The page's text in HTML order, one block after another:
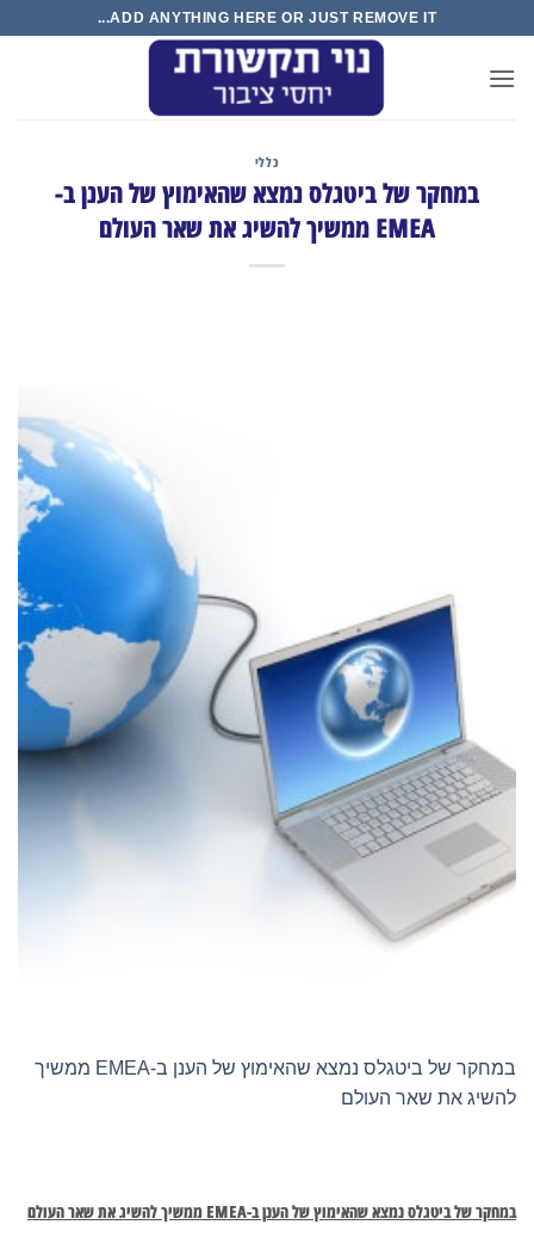
content
ADD ANYTHING HERE OR JUST REMOVE IT...
כללי
במחקר של ביטגלס נמצא שהאימוץ של הענן ב-
EMEA ממשיך להשיג את שאר העולם
במחקר של ביטגלס נמצא שהאימוץ של הענן ב-EMEA ממשיך
להשיג את שאר העולם
במחקר של ביטגלס נמצא שהאימוץ של הענן ב-EMEA ממשיך להשיג את שאר העולם